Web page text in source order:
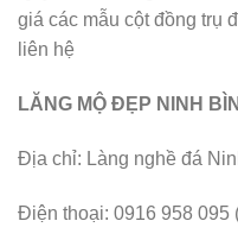
giá các mẫu cột đồng trụ
liên hệ
LĂNG MỘ ĐẸP NINH
Địa chỉ: Làng nghề đá
Điện thoại: 0916 958 095